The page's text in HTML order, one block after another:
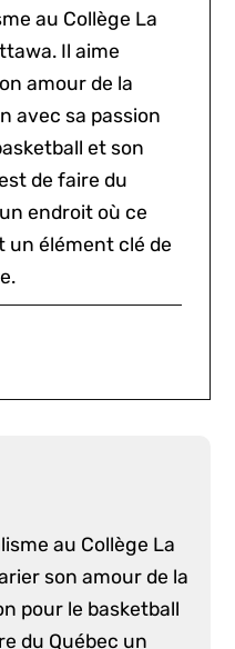
au Collège La
Il aime
amour de la
avec sa passion
et son
de faire du
endroit où ce
un élément clé de
au Collège La
son amour de la
pour le basketball
du Québec un